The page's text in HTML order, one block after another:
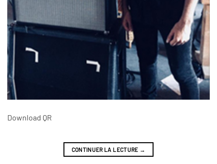
Download QR
CONTINUER LA LECTURE →